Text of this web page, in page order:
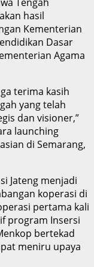
hasil
Kementerian
Dasar
Agama
terima kasih
yang telah
dan visioner,”
launching
di Semarang,
Jateng menjadi
koperasi di
pertama kali
program Insersi
bertekad
meniru upaya